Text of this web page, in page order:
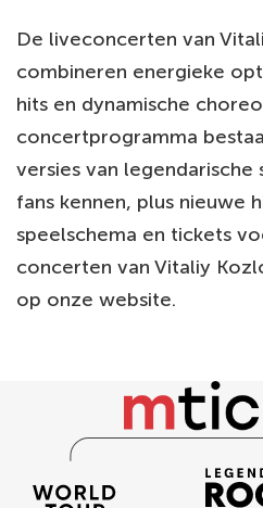
De liveconcerten van
combineren energieke
hits en dynamische
concertprogramma
versies van legendarische
fans kennen, plus nieuwe
speelschema en tickets
concerten van Vitaliy
op onze website.